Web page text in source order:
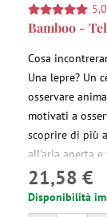
5,0
Bamboo -
Cosa
Una lepre? Un
osservare
motivati a
scoprire di più
all'aria aperta
21,58 €
Disponibilità